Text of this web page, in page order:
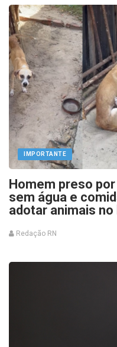
IMPORTANTE
Homem preso
sem água e
adotar animais
Redação RN